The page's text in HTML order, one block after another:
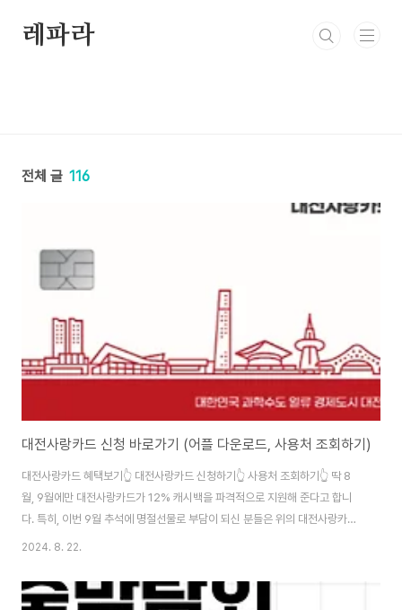
레파라
전체 글 116
대전사랑카드 신청 바로가기 (어플 다운로드, 사용처 조회하기)
대전사랑카드 혜택보기👆 대전사랑카드 신청하기👆 사용처 조회하기👆 딱 8
월, 9월에만 대전사랑카드가 12% 캐시백을 파격적으로 지원해 준다고 합니
다. 특히, 이번 9월 추석에 명절선물로 부담이 되신 분들은 위의 대전사랑카드
를 통해 전통시장에서 캐시백 지원도 받을 수 있어 꼭 필수로 사용하시면 좋겠
수 있습니다. 위의 대전사랑카드의 사용처를 미리 파악하셔서 마트나 생활용
품, 우리 아이를 위한 학원비 지출을 하실 때 요긴하게 잘 사용하시길 바랍니다.
2024. 8. 22.